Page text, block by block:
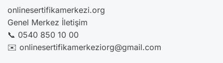
onlinesertifikamerkezi.org
Genel Merkez İletişim
📞 0540 850 10 00
✉️ onlinesertifikamerkeziorg@gmail.com